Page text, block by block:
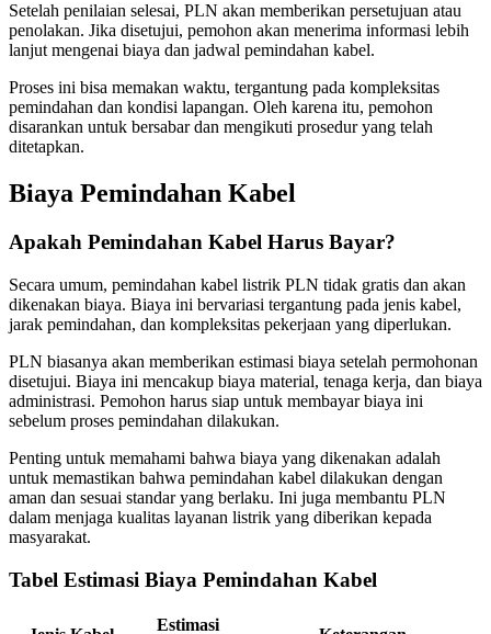
Setelah penilaian selesai, PLN akan memberikan persetujuan atau
penolakan. Jika disetujui, pemohon akan menerima informasi lebih
lanjut mengenai biaya dan jadwal pemindahan kabel.
Proses ini bisa memakan waktu, tergantung pada kompleksitas
pemindahan dan kondisi lapangan. Oleh karena itu, pemohon
disarankan untuk bersabar dan mengikuti prosedur yang telah
ditetapkan.
Biaya Pemindahan Kabel
Apakah Pemindahan Kabel Harus Bayar?
Secara umum, pemindahan kabel listrik PLN tidak gratis dan akan
dikenakan biaya. Biaya ini bervariasi tergantung pada jenis kabel,
jarak pemindahan, dan kompleksitas pekerjaan yang diperlukan.
PLN biasanya akan memberikan estimasi biaya setelah permohonan
disetujui. Biaya ini mencakup biaya material, tenaga kerja, dan biaya
administrasi. Pemohon harus siap untuk membayar biaya ini
sebelum proses pemindahan dilakukan.
Penting untuk memahami bahwa biaya yang dikenakan adalah
untuk memastikan bahwa pemindahan kabel dilakukan dengan
aman dan sesuai standar yang berlaku. Ini juga membantu PLN
dalam menjaga kualitas layanan listrik yang diberikan kepada
masyarakat.
Tabel Estimasi Biaya Pemindahan Kabel
Estimasi